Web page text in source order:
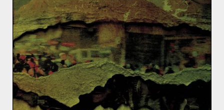
La région du Kivu souffre donc de deux maux que sont
le manque de transparence des multinationales qui
s’approvisionnent dans le Kivu et l’influence étrangère,
principalement rwandaise, qui est tolérée par les
puissances occidentales du fait de la participation de
l’armée rwandaise à de nombreuses opérations de
maintien de la paix en Afrique. Le maintien ou non au
pouvoir de Joseph Kabila sera un déterminant majeur